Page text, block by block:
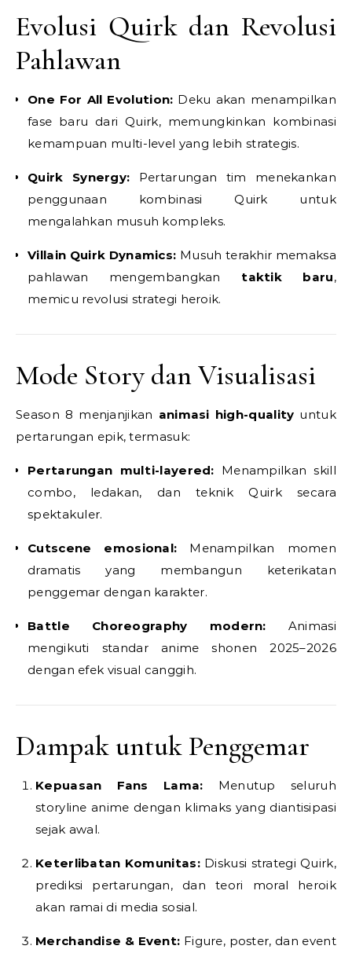
Evolusi Quirk dan Revolusi
Pahlawan
One For All Evolution: Deku akan menampilkan
fase baru dari Quirk, memungkinkan kombinasi
kemampuan multi-level yang lebih strategis.
Quirk Synergy: Pertarungan tim menekankan
penggunaan kombinasi Quirk untuk
mengalahkan musuh kompleks.
Villain Quirk Dynamics: Musuh terakhir memaksa
pahlawan mengembangkan taktik baru,
memicu revolusi strategi heroik.
Mode Story dan Visualisasi
Season 8 menjanjikan animasi high-quality untuk
pertarungan epik, termasuk:
Pertarungan multi-layered: Menampilkan skill
combo, ledakan, dan teknik Quirk secara
spektakuler.
Cutscene emosional: Menampilkan momen
dramatis yang membangun keterikatan
penggemar dengan karakter.
Battle Choreography modern: Animasi
mengikuti standar anime shonen 2025–2026
dengan efek visual canggih.
Dampak untuk Penggemar
Kepuasan Fans Lama: Menutup seluruh
storyline anime dengan klimaks yang diantisipasi
sejak awal.
Keterlibatan Komunitas:Diskusi strategi Quirk,
prediksi pertarungan, dan teori moral heroik
akan ramai di media sosial.
Merchandise & Event: Figure, poster, dan event